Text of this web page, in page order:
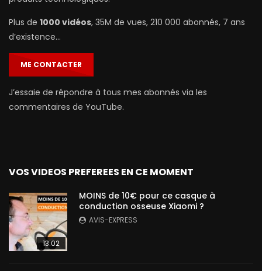
Plus de 1000 vidéos, 35M de vues, 210 000 abonnés, 7 ans
d’existence…
ME CONTACTER
J’essaie de répondre à tous mes abonnés via les
commentaires de YouTube.
VOS VIDEOS PREFEREES EN CE MOMENT
13:02
MOINS de 10€ pour ce casque à
conduction osseuse Xiaomi ?
AVIS-EXPRESS